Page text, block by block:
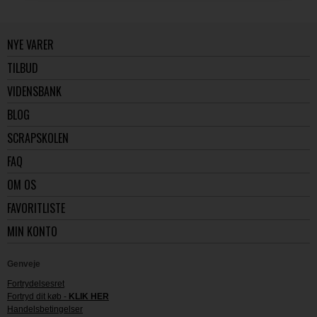
NYE VARER
TILBUD
VIDENSBANK
BLOG
SCRAPSKOLEN
FAQ
OM OS
FAVORITLISTE
MIN KONTO
Genveje
Fortrydelsesret
Fortryd dit køb - KLIK HER
Handelsbetingelser